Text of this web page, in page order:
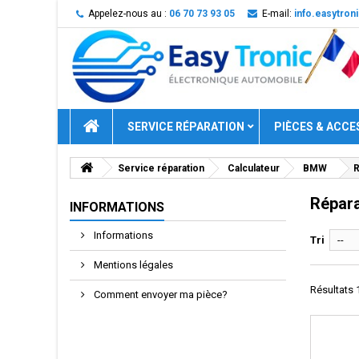
Appelez-nous au : 06 70 73 93 05 E-mail:
SERVICE RÉPARATION PIÈCES &
Service réparation Calculateur BMW
INFORMATIONS
Informations
Mentions légales
Comment envoyer ma pièce?
Tri --
Résultats